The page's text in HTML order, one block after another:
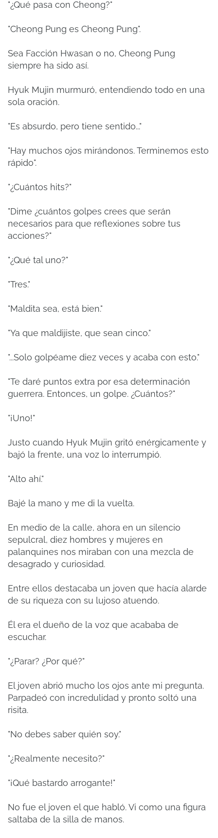
"¿Qué pasa con Cheong?"
"Cheong Pung es Cheong Pung".
Sea Facción Hwasan o no, Cheong Pung
siempre ha sido así.
Hyuk Mujin murmuró, entendiendo todo en una
sola oración.
"Es absurdo, pero tiene sentido..."
"Hay muchos ojos mirándonos. Terminemos esto
rápido".
"¿Cuántos hits?"
"Dime ¿cuántos golpes crees que serán
necesarios para que reflexiones sobre tus
acciones?"
"¿Qué tal uno?"
"Tres."
"Maldita sea, está bien."
"Ya que maldijiste, que sean cinco."
"...Solo golpéame diez veces y acaba con esto."
"Te daré puntos extra por esa determinación
guerrera. Entonces, un golpe. ¿Cuántos?"
"¡Uno!"
Justo cuando Hyuk Mujin gritó enérgicamente y
bajó la frente, una voz lo interrumpió.
"Alto ahí."
Bajé la mano y me di la vuelta.
En medio de la calle, ahora en un silencio
sepulcral, diez hombres y mujeres en
palanquines nos miraban con una mezcla de
desagrado y curiosidad.
Entre ellos destacaba un joven que hacía alarde
de su riqueza con su lujoso atuendo.
Él era el dueño de la voz que acababa de
escuchar.
"¿Parar? ¿Por qué?"
El joven abrió mucho los ojos ante mi pregunta.
Parpadeó con incredulidad y pronto soltó una
risita.
"No debes saber quién soy."
"¿Realmente necesito?"
"¡Qué bastardo arrogante!"
No fue el joven el que habló. Vi como una figura
saltaba de la silla de manos.